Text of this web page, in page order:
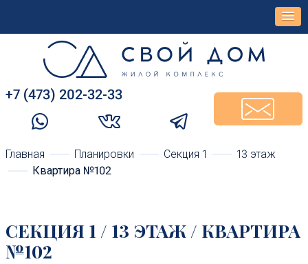
+7 (473) 202-32-33‬
Главная Планировки Cекция 1
13 этаж
Квартира №102
CЕКЦИЯ 1 / 13 ЭТАЖ / КВАРТИРА
№102